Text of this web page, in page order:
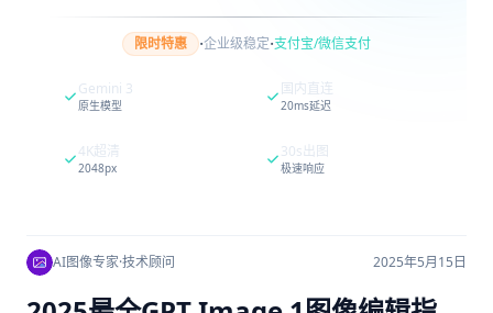
限时特惠 ·企业级稳定·支付宝/微信支付
Gemini 3
原生模型
国内直连
20ms延迟
4K超清
2048px
30s出图
极速响应
AI图像专家·技术顾问 2025年5月15日